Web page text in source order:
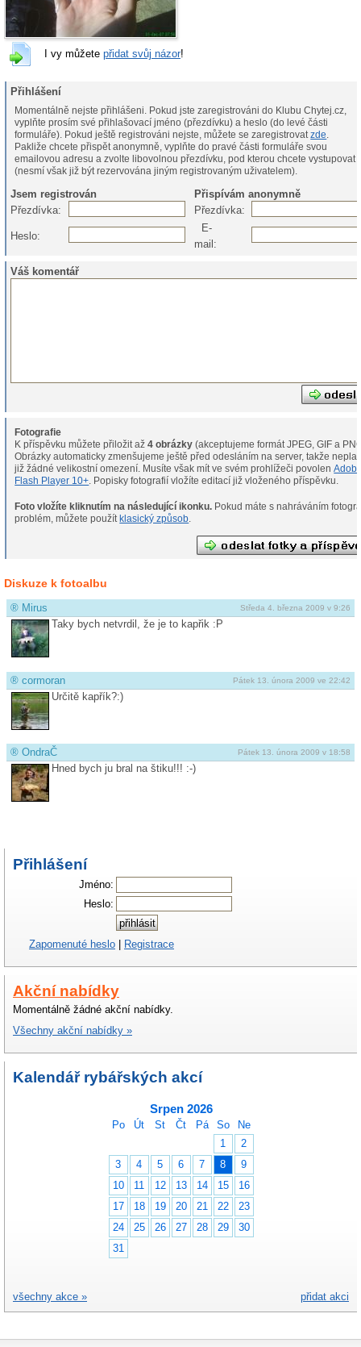
I vy můžete přidat svůj názor!
Přihlášení
Momentálně nejste přihlášeni. Pokud jste zaregistrováni do Klubu Chytej.cz,
vyplňte prosím své přihlašovací jméno (přezdívku) a heslo (do levé části
formuláře). Pokud ještě registrováni nejste, můžete se zaregistrovatzde
Pakliže chcete přispět anonymně, vyplňte do pravé části formuláře svou
emailovou adresu a zvolte libovolnou přezdívku, pod kterou chcete vystupovat
(nesmí však již být rezervována jiným registrovaným uživatelem).
Jsem registrován
Přispívám anonymně
Přezdívka:
Přezdívka:
Heslo:
E-
mail:
Váš komentář
Fotografie
K příspěvku můžete přiložit až4 obrázky (akceptujeme formát JPEG, GIF a
Obrázky automaticky zmenšujeme ještě před odesláním na server, takže
již žádné velikostní omezení. Musíte však mít ve svém prohlížeči povolen
Flash Player 10+ . Popisky fotografií vložíte editací již vloženého příspěvku.
Foto vložíte kliknutím na následující ikonku.
problém, můžete použítklasický způsob.
Diskuze k fotoalbu
Středa 4. března 2009 v 9:26
® Mirus
Taky bych netvrdil, že je to kapřik :P
Pátek 13. února 2009 ve 22:42
® cormoran
Určitě kapřík?:)
Pátek 13. února 2009 v 18:58
® OndraČ
Hned bych ju bral na štiku!!! :-)
Přihlášení
Jméno:
Heslo:
Zapomenuté heslo Registrace
Akční nabídky
Momentálně žádné akční nabídky.
Všechny akční nabídky »
Kalendář rybářských akcí
Srpen 2026
Po Út St Čt Pá So
Ne
1
2
3
4 5 6 7 8
9
10
11 12 13 14 15
16
17
18 19 20 21 22
23
24
25 26 27 28 29
30
31
přidat akci
všechny akce »